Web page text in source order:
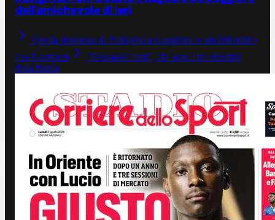
dell'amichevole di ieri
Quella promessa di Pellegrini a Gasperini: e ora l'obiettivo
è la Nazionale
"Giovani e forti", chi sono i tre obiettivi
della Roma